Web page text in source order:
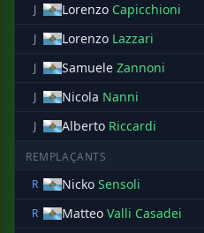
J
Lorenzo Capicchioni
J
Lorenzo Lazzari
J
Samuele Zannoni
J
Nicola Nanni
J
Alberto Riccardi
REMPLAÇANTS
R
Nicko Sensoli
R
Matteo Valli Casadei